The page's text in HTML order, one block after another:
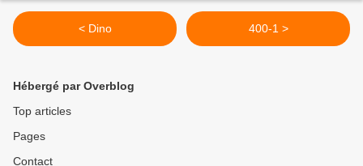
< Dino 400-1 >
Hébergé par Overblog
Top articles
Pages
Contact